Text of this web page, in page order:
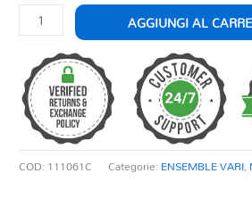
RISORGIMENTO
MUSICALE
quantità
AGGIUNGI AL
COD: 111061C Categorie: ENSEMBLE VARI,